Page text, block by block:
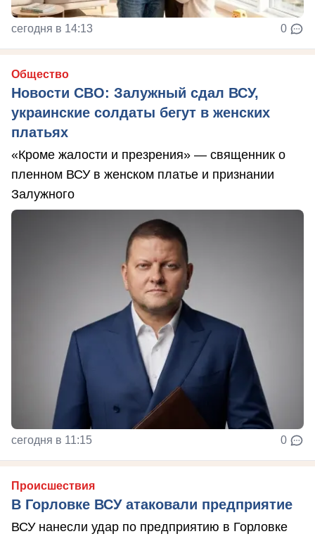
сегодня в 14:13 0
Общество
Новости СВО: Залужный сдал ВСУ,
украинские солдаты бегут в женских
платьях
«Кроме жалости и презрения» — священник о
пленном ВСУ в женском платье и признании
Залужного
сегодня в 11:15 0
Происшествия
В Горловке ВСУ атаковали предприятие
ВСУ нанесли удар по предприятию в Горловке